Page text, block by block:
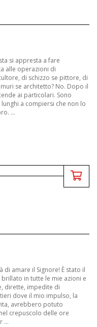
si appresta a fare
alle operazioni di
di schizzo se pittore, di
se architetto? No. Dopo il
ai particolari. Sono
a compiersi che non lo
...
di amare il Signore! È stato il
in tutte le mie azioni e
dirette, impedite di
dove il mio impulso, la
avrebbero potuto
crepuscolo delle ore
...